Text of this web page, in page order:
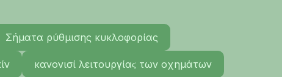
Σήματα ρύθμισης κυκλοφορίας
κανονισί λειτουργίαϛ των οχημάτων